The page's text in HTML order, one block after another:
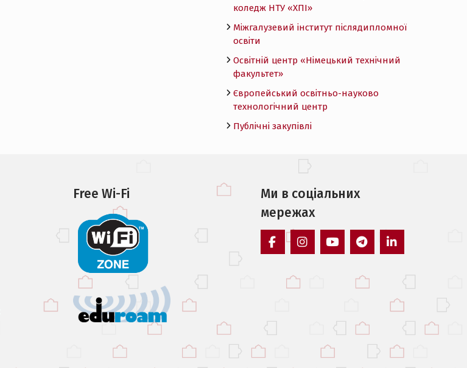
коледж НТУ «ХПI»
Міжгалузевий інститут післядипломної
освіти
Освітній центр «Німецький технічний
факультет»
Європейський освітньо-науково
технологічний центр
Публічні закупівлі
Free Wi-Fi
Ми в соцiальних
мережах